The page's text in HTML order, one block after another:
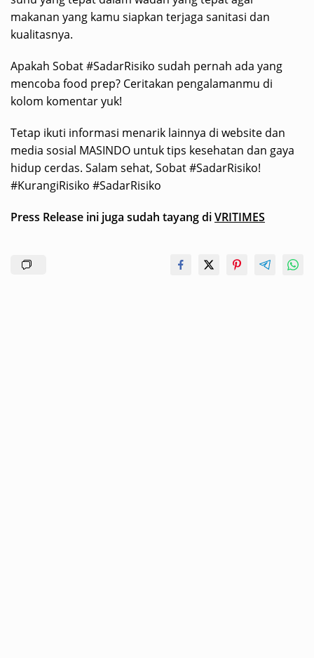
makanan yang kamu siapkan terjaga sanitasi dan
kualitasnya.
Apakah Sobat #SadarRisiko sudah pernah ada yang
mencoba food prep? Ceritakan pengalamanmu di
kolom komentar yuk!
Tetap ikuti informasi menarik lainnya di website dan
media sosial MASINDO untuk tips kesehatan dan gaya
hidup cerdas. Salam sehat, Sobat #SadarRisiko!
#KurangiRisiko #SadarRisiko
Press Release ini juga sudah tayang diVRITIMES